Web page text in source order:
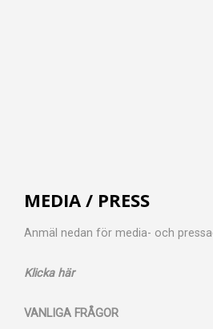
MEDIA / PRESS
Anmäl nedan för media- och
Klicka här
VANLIGA FRÅGOR